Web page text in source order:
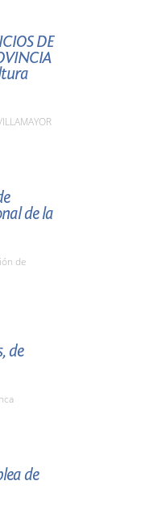
DE
de la
de
de
de